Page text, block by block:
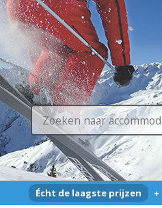
Écht de laagste prijzen +